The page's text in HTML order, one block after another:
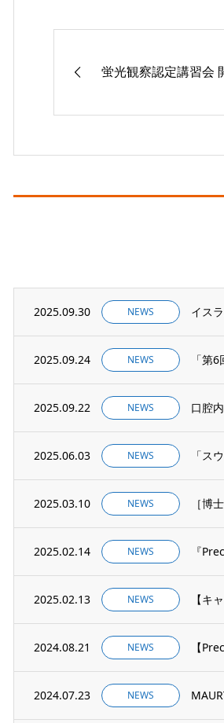
蛍光観察認定講習会
2025.09.30 NEWS
2025.09.24 NEWS 「第
2025.09.22 NEWS 口腔
2025.06.03 NEWS
2025.03.10 NEWS ［博
2025.02.14 NEWS 『
2025.02.13 NEWS 【キ
2024.08.21 NEWS 【
2024.07.23 NEWS